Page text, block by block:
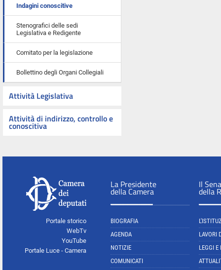
Indagini conoscitive
Stenografici delle sedi
Legislativa e Redigente
Comitato per la legislazione
Bollettino degli Organi Collegiali
Attività Legislativa
Attività di indirizzo, controllo e
conoscitiva
Portale storico
WebTv
YouTube
Portale Luce - Camera
La Presidente
della Camera
BIOGRAFIA
AGENDA
NOTIZIE
COMUNICATI
Il
della
LAVORI
LEGGI E